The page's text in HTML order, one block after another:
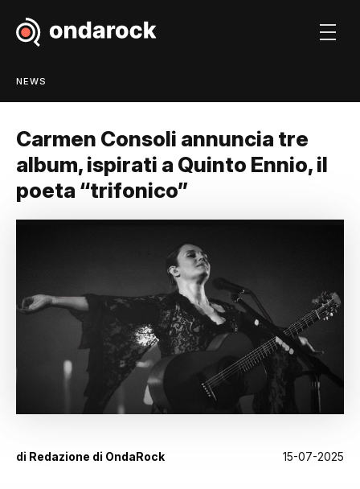
NEWS
Carmen Consoli annuncia tre
album, ispirati a Quinto Ennio, il
poeta “trifonico”
di Redazione di OndaRock 15-07-2025